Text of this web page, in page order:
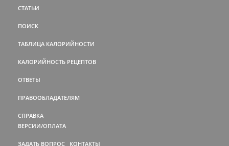
СТАТЬИ
ПОИСК
ТАБЛИЦА КАЛОРИЙНОСТИ
КАЛОРИЙНОСТЬ РЕЦЕПТОВ
ОТВЕТЫ
ПРАВООБЛАДАТЕЛЯМ
СПРАВКА
ВЕРСИИ/ОПЛАТА
ЗАДАТЬ ВОПРОС КОНТАКТЫ